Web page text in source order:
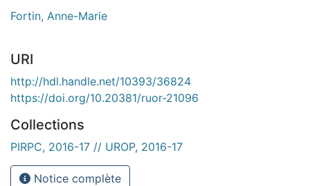
Fortin, Anne-Marie
URI
http://hdl.handle.net/10393/36824
https://doi.org/10.20381/ruor-21096
Collections
PIRPC, 2016-17 // UROP, 2016-17
Notice complète